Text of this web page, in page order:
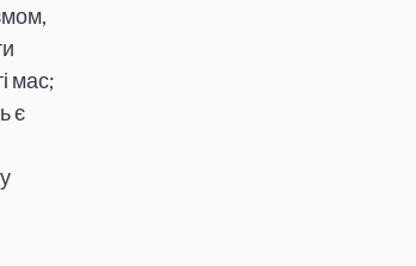
мас;
є